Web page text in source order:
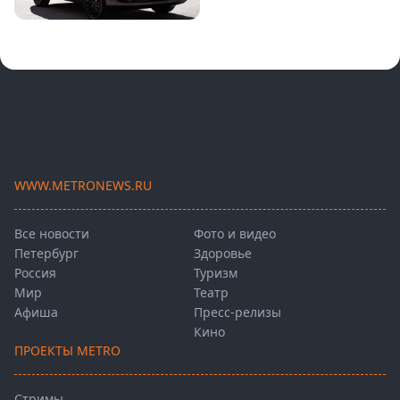
WWW.METRONEWS.RU
Все новости
Петербург
Россия
Мир
Афиша
Фото и видео
Здоровье
Туризм
Театр
Пресс-релизы
Кино
ПРОЕКТЫ METRO